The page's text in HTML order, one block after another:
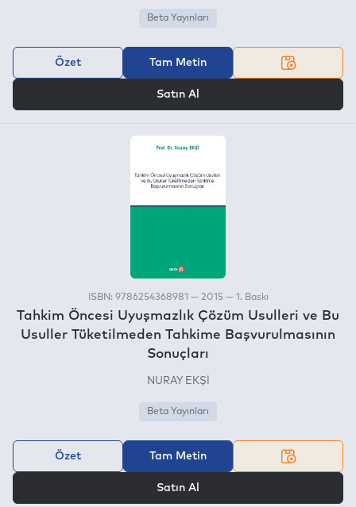
Beta Yayınları
Özet Tam Metin
Satın Al
ISBN: 9786254368981 — 2015 — 1. Baskı
Tahkim Öncesi Uyuşmazlık Çözüm Usulleri ve Bu
Usuller Tüketilmeden Tahkime Başvurulmasının
Sonuçları
NURAY EKŞİ
Beta Yayınları
Özet Tam Metin
Satın Al